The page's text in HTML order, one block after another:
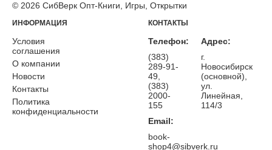
© 2026 СибВерк Опт-Книги, Игры, Открытки
ИНФОРМАЦИЯ
Условия
соглашения
О компании
Новости
Контакты
Политика
конфиденциальности
КОНТАКТЫ
Телефон:
(383)
289-91-
49,
(383)
2000-
155
Email:
book-
shop4@sibverk.ru
Адрес:
г.
Новосибирск
(основной),
ул.
Линейная,
114/3